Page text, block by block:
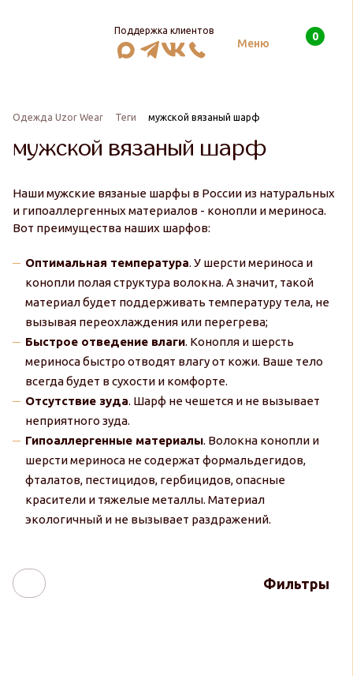
Поддержка клиентов
Меню
Поиск 0
Одежда Uzor Wear Теги мужской вязаный шарф
мужской вязаный шарф
Наши мужские вязаные шарфы в России из натуральных
и гипоаллергенных материалов - конопли и мериноса.
Вот преимущества наших шарфов:
Оптимальная температура. У шерсти мериноса и
конопли полая структура волокна. А значит, такой
материал будет поддерживать температуру тела, не
вызывая переохлаждения или перегрева;
Быстрое отведение влаги. Конопля и шерсть
мериноса быстро отводят влагу от кожи. Ваше тело
всегда будет в сухости и комфорте.
Отсутствие зуда. Шарф не чешется и не вызывает
неприятного зуда.
Гипоаллергенные материалы. Волокна конопли и
шерсти мериноса не содержат формальдегидов,
фталатов, пестицидов, гербицидов, опасные
красители и тяжелые металлы. Материал
экологичный и не вызывает раздражений.
Фильтры